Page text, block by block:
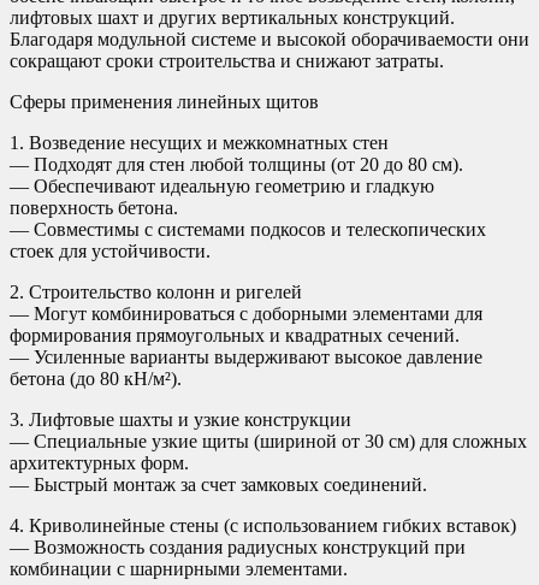
лифтовых шахт и других вертикальных конструкций.
Благодаря модульной системе и высокой оборачиваемости они
сокращают сроки строительства и снижают затраты.
Сферы применения линейных щитов
1. Возведение несущих и межкомнатных стен
— Подходят для стен любой толщины (от 20 до 80 см).
— Обеспечивают идеальную геометрию и гладкую
поверхность бетона.
— Совместимы с системами подкосов и телескопических
стоек для устойчивости.
2. Строительство колонн и ригелей
— Могут комбинироваться с доборными элементами для
формирования прямоугольных и квадратных сечений.
— Усиленные варианты выдерживают высокое давление
бетона (до 80 кН/м²).
3. Лифтовые шахты и узкие конструкции
— Специальные узкие щиты (шириной от 30 см) для сложных
архитектурных форм.
— Быстрый монтаж за счет замковых соединений.
4. Криволинейные стены (с использованием гибких вставок)
— Возможность создания радиусных конструкций при
комбинации с шарнирными элементами.